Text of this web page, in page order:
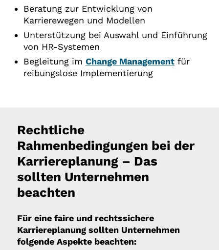
Beratung zur Entwicklung von
Karrierewegen und Modellen
Unterstützung bei Auswahl und Einführung
von HR-Systemen
Begleitung im Change Management für
reibungslose Implementierung
Rechtliche
Rahmenbedingungen bei der
Karriereplanung – Das
sollten Unternehmen
beachten
Für eine faire und rechtssichere
Karriereplanung sollten Unternehmen
folgende Aspekte beachten: